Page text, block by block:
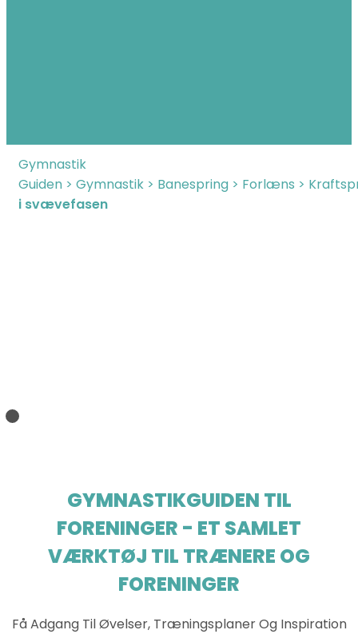
Gymnastik
Guiden > Gymnastik > Banespring > Forlæns >
i svævefasen
GYMNASTIKGUIDEN TIL
FORENINGER - ET SAMLET
VÆRKTØJ TIL TRÆNERE OG
FORENINGER
Få Adgang Til Øvelser, Træningsplaner Og Inspiration